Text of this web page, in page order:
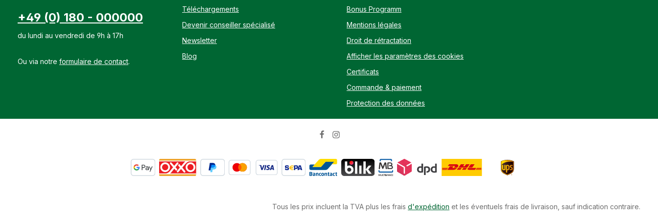
sodium 0,08%Recommandation
d‘alimentation: Selon les besoins, ajouter
10-130 g/100 kg de poids corporel 1 x par
jour au fourrage ou les donner comme
+49 (0) 180 - 000000
du lundi au vendredi de 9h à 17h
Ou via notre formulaire de contact.
Téléchargements
Devenir conseiller spécialisé
Newsletter
Blog
Bonus Programm
Mentions légales
Droit de rétractation
Afficher les paramètres des cookies
Certificats
Commande & paiement
Protection des données
Tous les prix incluent la TVA plus les frais d'expédition et les éventuels frais de livraison, sauf indication contraire.